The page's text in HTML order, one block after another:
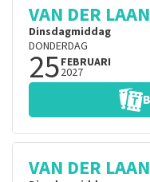
VAN DER
Dinsdagmiddag
DONDERDAG
25FEBRUARI
2027
VAN DER